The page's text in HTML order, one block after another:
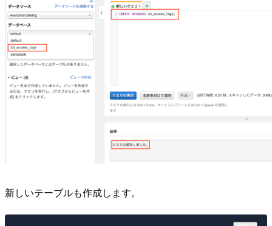
新しいテーブルも作成します。